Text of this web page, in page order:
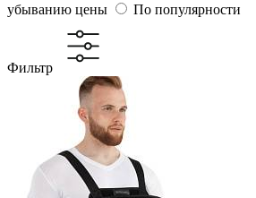
убыванию цены
По популярности
Фильтр